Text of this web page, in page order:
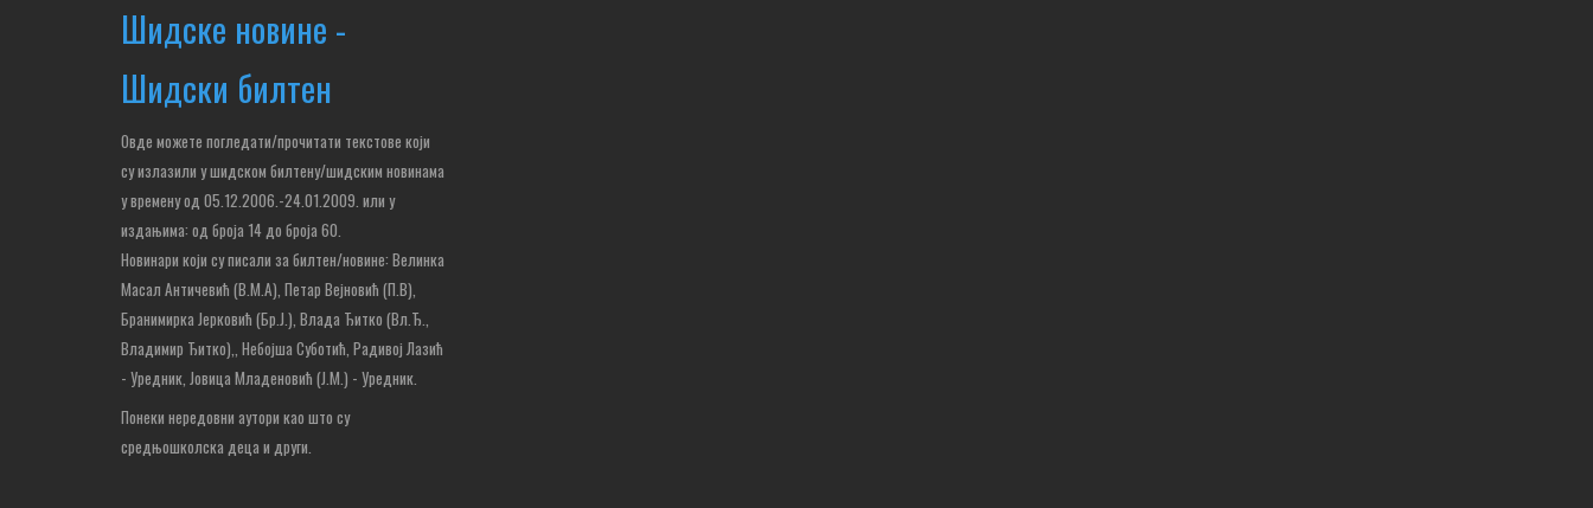
Шидске новине -
Шидски билтен
Овде можете погледати/прочитати текстове који
су излазили у шидском билтену/шидским новинама
у времену од 05.12.2006.-24.01.2009. или у
издањима: од броја 14 до броја 60.
Новинари који су писали за билтен/новине: Велинка
Масал Античевић (В.М.А), Петар Вејновић (П.В),
Бранимирка Јерковић (Бр.Ј.), Влада Ђитко (Вл.Ђ.,
Владимир Ђитко),, Небојша Суботић, Радивој Лазић
- Уредник, Јовица Младеновић (Ј.М.) - Уредник.
Понеки нередовни аутори као што су
средњошколска деца и други.